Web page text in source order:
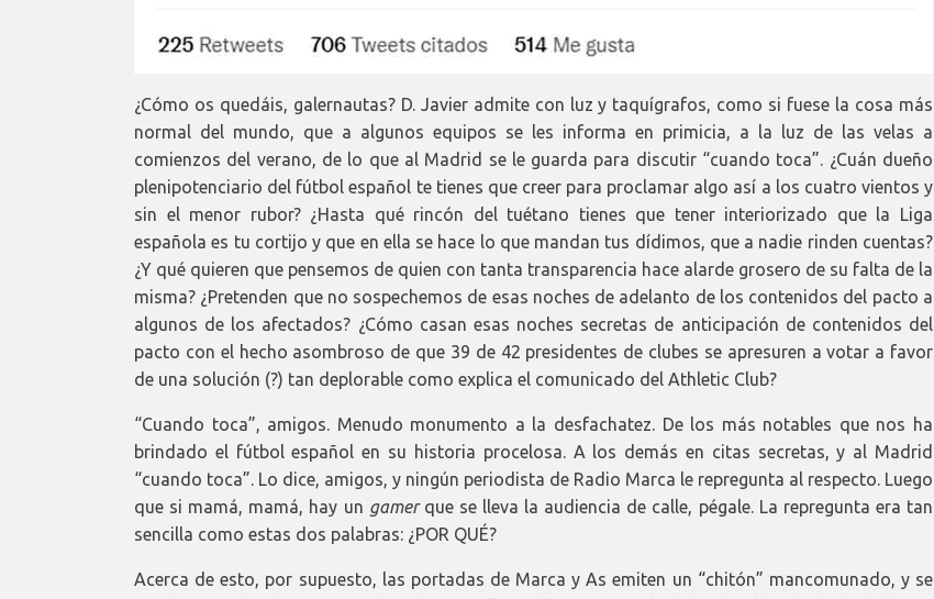
¿Cómo os quedáis, galernautas? D. Javier admite con luz y taquígrafos, como si fuese la cosa más
normal del mundo, que a algunos equipos se les informa en primicia, a la luz de las velas a
comienzos del verano, de lo que al Madrid se le guarda para discutir “cuando toca”. ¿Cuán dueño
plenipotenciario del fútbol español te tienes que creer para proclamar algo así a los cuatro vientos y
sin el menor rubor? ¿Hasta qué rincón del tuétano tienes que tener interiorizado que la Liga
española es tu cortijo y que en ella se hace lo que mandan tus dídimos, que a nadie rinden cuentas?
¿Y qué quieren que pensemos de quien con tanta transparencia hace alarde grosero de su falta de la
misma? ¿Pretenden que no sospechemos de esas noches de adelanto de los contenidos del pacto a
algunos de los afectados? ¿Cómo casan esas noches secretas de anticipación de contenidos del
pacto con el hecho asombroso de que 39 de 42 presidentes de clubes se apresuren a votar a favor
de una solución (?) tan deplorable como explica el comunicado del Athletic Club?
“Cuando toca”, amigos. Menudo monumento a la desfachatez. De los más notables que nos ha
brindado el fútbol español en su historia procelosa. A los demás en citas secretas, y al Madrid
“cuando toca”. Lo dice, amigos, y ningún periodista de Radio Marca le repregunta al respecto. Luego
que si mamá, mamá, hay un gamerque se lleva la audiencia de calle, pégale. La repregunta era tan
sencilla como estas dos palabras: ¿POR QUÉ?
Acerca de esto, por supuesto, las portadas de Marca y As emiten un “chitón” mancomunado, y se